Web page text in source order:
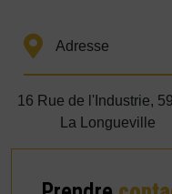
Adresse
16 Rue de l'Industrie,
La Longueville